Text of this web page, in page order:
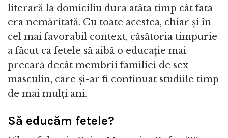
literară la domiciliu dura atâta timp cât fata
era nemăritată. Cu toate acestea, chiar și în
cel mai favorabil context, căsătoria timpurie
a făcut ca fetele să aibă o educație mai
precară decât membrii familiei de sex
masculin, care și-ar fi continuat studiile timp
de mai mulți ani.
Să educăm fetele?